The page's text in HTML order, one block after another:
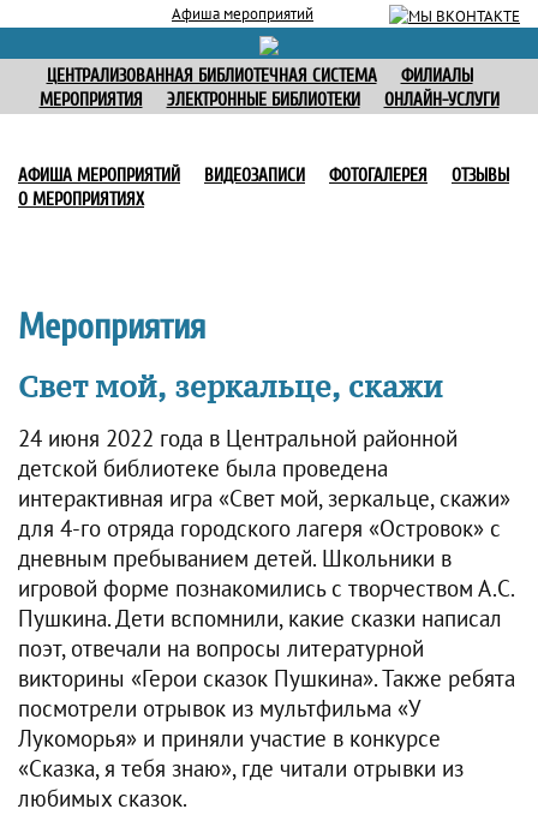
Афиша мероприятий
ЦЕНТРАЛИЗОВАННАЯ БИБЛИОТЕЧНАЯ СИСТЕМА
ФИЛИАЛЫ
МЕРОПРИЯТИЯ
ЭЛЕКТРОННЫЕ БИБЛИОТЕКИ ОНЛАЙН-УСЛУГИ
АФИША МЕРОПРИЯТИЙ ВИДЕОЗАПИСИ ФОТОГАЛЕРЕЯ
ОТЗЫВЫ
О МЕРОПРИЯТИЯХ
Мероприятия
Свет мой, зеркальце, скажи
24 июня 2022 года в Центральной районной
детской библиотеке была проведена
интерактивная игра «Свет мой, зеркальце, скажи»
для 4-го отряда городского лагеря «Островок» с
дневным пребыванием детей. Школьники в
игровой форме познакомились с творчеством А.С.
Пушкина. Дети вспомнили, какие сказки написал
поэт, отвечали на вопросы литературной
викторины «Герои сказок Пушкина». Также ребята
посмотрели отрывок из мультфильма «У
Лукоморья» и приняли участие в конкурсе
«Сказка, я тебя знаю», где читали отрывки из
любимых сказок.